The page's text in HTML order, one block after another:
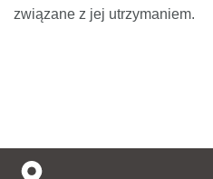
związane z jej utrzymaniem.